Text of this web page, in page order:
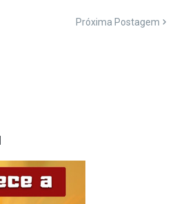
Próxima Postagem